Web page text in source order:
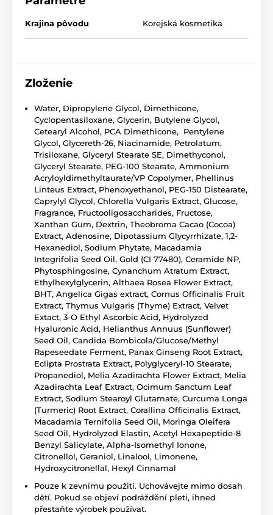
Krajina pôvodu Korejská kosmetika
Zloženie
Water, Dipropylene Glycol, Dimethicone,
Cyclopentasiloxane, Glycerin, Butylene Glycol,
Cetearyl Alcohol, PCA Dimethicone, Pentylene
Glycol, Glycereth-26, Niacinamide, Petrolatum,
Trisiloxane, Glyceryl Stearate SE, Dimethyconol,
Glyceryl Stearate, PEG-100 Stearate, Ammonium
Acryloyldimethyltaurate/VP Copolymer, Phellinus
Linteus Extract, Phenoxyethanol, PEG-150 Distearate,
Caprylyl Glycol, Chlorella Vulgaris Extract, Glucose,
Fragrance, Fructooligosaccharides, Fructose,
Xanthan Gum, Dextrin, Theobroma Cacao (Cocoa)
Extract, Adenosine, Dipotassium Glycyrrhizate, 1,2-
Hexanediol, Sodium Phytate, Macadamia
Integrifolia Seed Oil, Gold (CI 77480), Ceramide NP,
Phytosphingosine, Cynanchum Atratum Extract,
Ethylhexylglycerin, Althaea Rosea Flower Extract,
BHT, Angelica Gigas extract, Cornus Officinalis Fruit
Extract, Thymus Vulgaris (Thyme) Extract, Velvet
Extact, 3-O Ethyl Ascorbic Acid, Hydrolyzed
Hyaluronic Acid, Helianthus Annuus (Sunflower)
Seed Oil, Candida Bombicola/Glucose/Methyl
Rapeseedate Ferment, Panax Ginseng Root Extract,
Eclipta Prostrata Extract, Polyglyceryl-10 Stearate,
Propanediol, Melia Azadirachta Flower Extract, Melia
Azadirachta Leaf Extract, Ocimum Sanctum Leaf
Extract, Sodium Stearoyl Glutamate, Curcuma Longa
(Turmeric) Root Extract, Corallina Officinalis Extract,
Macadamia Ternifolia Seed Oil, Moringa Oleifera
Seed Oil, Hydrolyzed Elastin, Acetyl Hexapeptide-8
Benzyl Salicylate, Alpha-Isomethyl Ionone,
Citronellol, Geraniol, Linalool, Limonene,
Hydroxycitronellal, Hexyl Cinnamal
Pouze k zevnímu použití. Uchovávejte mimo dosah
dětí. Pokud se objeví podráždění pleti, ihned
přestaňte výrobek používat.